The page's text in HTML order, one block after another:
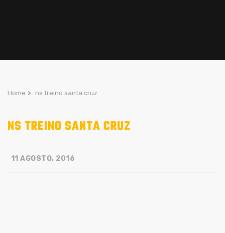
Home > ns treino santa cruz
NS TREINO SANTA CRUZ
11 AGOSTO, 2016